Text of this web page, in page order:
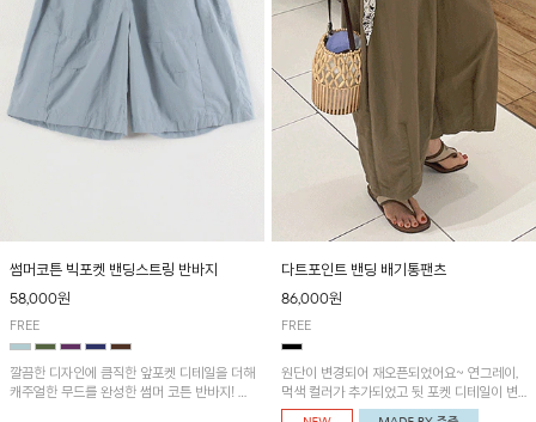
썸머코튼 빅포켓 밴딩스트링 반바지
58,000원
FREE
깔끔한 디자인에 큼직한 앞포켓 디테일을 더해
캐주얼한 무드를 완성한 썸머 코튼 반바지! 허
다트포인트 밴딩 배기통팬츠
86,000원
FREE
원단이 변경되어 재오픈되었어요~ 연그레이,
먹색 컬러가 추가되었고 뒷 포켓 디테일이 변
경되었습니다~가볍고 시원하게 착용되는 배